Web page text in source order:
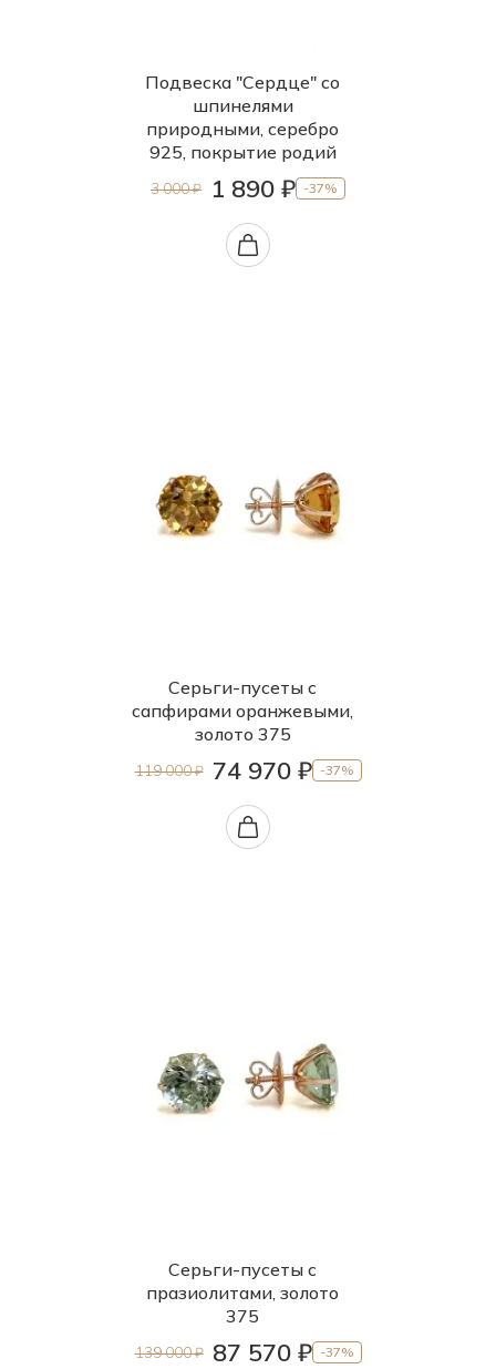
Подвеска "Сердце" со
шпинелями
природными, серебро
925, покрытие родий
3 000 ₽ 1 890 ₽ -37%
Серьги-пусеты с
сапфирами оранжевыми,
золото 375
119 000 ₽ 74 970 ₽ -37%
Серьги-пусеты с
празиолитами, золото
375
139 000 ₽ 87 570 ₽ -37%